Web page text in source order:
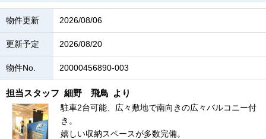
物件更新 2026/08/06
更新予定 2026/08/20
物件No. 20000456890-003
担当スタッフ 細野 飛鳥 より
駐車2台可能、広々敷地で南向きの広々バルコニー付
き。
嬉しい収納スペースが多数完備。